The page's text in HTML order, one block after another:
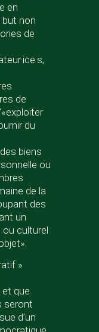
en
but non
de
de
du
biens
ou
de la
des
un
culturel
»
et que
seront
d’un